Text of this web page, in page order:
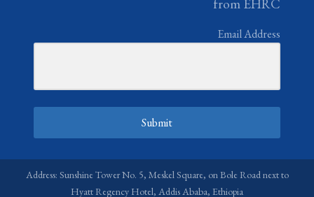
from EHRC
Email Address
Submit
Address: Sunshine Tower No. 5, Meskel Square, on Bole Road next to
Hyatt Regency Hotel, Addis Ababa, Ethiopia